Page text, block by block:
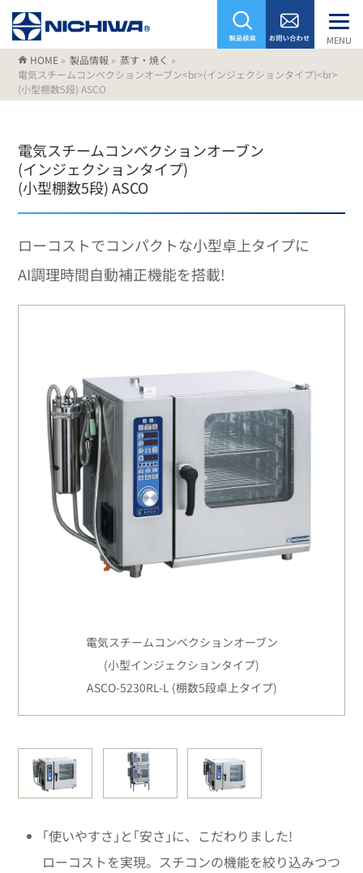
MENU
HOME » 製品情報 » 蒸す・焼く »
電気スチームコンベクションオーブン<br>(インジェクションタイプ)<br>
(小型棚数5段) ASCO
電気スチームコンベクションオーブン
(インジェクションタイプ)
(小型棚数5段) ASCO
ローコストでコンパクトな小型卓上タイプに
AI調理時間自動補正機能を搭載!
電気スチームコンベクションオーブン
(小型インジェクションタイプ)
ASCO-5230RL-L (棚数5段卓上タイプ)
｢使いやすさ｣と｢安さ｣に、こだわりました!
ローコストを実現。スチコンの機能を絞り込みつつ